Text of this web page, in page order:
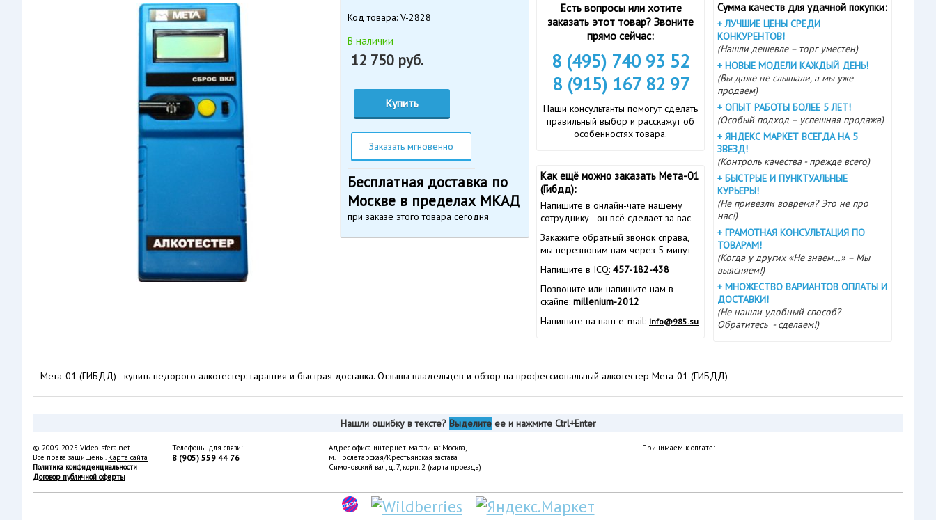
Код товара: V-2828
В наличии
12 750 руб.
Купить
Заказать мгновенно
Бесплатная доставка по
Москве в пределах МКАД
при заказе этого товара сегодня
Есть вопросы или хотите
заказать этот товар? Звоните
прямо сейчас:
8 (495) 740 93 52
8 (915) 167 82 97
Наши консультанты помогут сделать
правильный выбор и расскажут об
особенностях товара.
Сумма качеств для удачной покупки:
+ ЛУЧШИЕ ЦЕНЫ СРЕДИ
КОНКУРЕНТОВ!
(Нашли дешевле – торг уместен)
+ НОВЫЕ МОДЕЛИ КАЖДЫЙ ДЕНЬ!
(Вы даже не слышали, а мы уже
продаем)
+ ОПЫТ РАБОТЫ БОЛЕЕ 5 ЛЕТ!
(Особый подход – успешная продажа)
+ ЯНДЕКС МАРКЕТ ВСЕГДА НА 5
ЗВЕЗД!
(Контроль качества - прежде всего)
+ БЫСТРЫЕ И ПУНКТУАЛЬНЫЕ
КУРЬЕРЫ!
(Не привезли вовремя? Это не про
нас!)
+ ГРАМОТНАЯ КОНСУЛЬТАЦИЯ ПО
ТОВАРАМ!
(Когда у других «Не знаем…» – Мы
выясняем!)
+ МНОЖЕСТВО ВАРИАНТОВ ОПЛАТЫ И
ДОСТАВКИ!
(Не нашли удобный способ?
Обратитесь - сделаем!)
Как ещё можно заказать Мета-01
(Гибдд):
Напишите в онлайн-чате нашему
сотруднику - он всё сделает за вас
Закажите обратный звонок справа,
мы перезвоним вам через 5 минут
Напишите в ICQ: 457-182-438
Позвоните или напишите нам в
скайпе: millenium-2012
Напишите на наш e-mail: info@985.su
Мета-01 (ГИБДД) - купить недорого алкотестер: гарантия и быстрая доставка. Отзывы владельцев и обзор на профессиональный алкотестер Мета-01 (ГИБДД)
Нашли ошибку в тексте? Выделитеее и нажмите Ctrl+Enter
© 2009-2025 Video-sfera.net
Все права защищены. Карта сайта
Политика конфиденциальности
Договор публичной оферты
Телефоны для связи:
8 (905) 559 44 76
Адрес офиса интернет-магазина: Москва,
м. Пролетарская/Крестьянская застава
Симоновский вал, д. 7, корп. 2 (карта проезда)
Принимаем к оплате: